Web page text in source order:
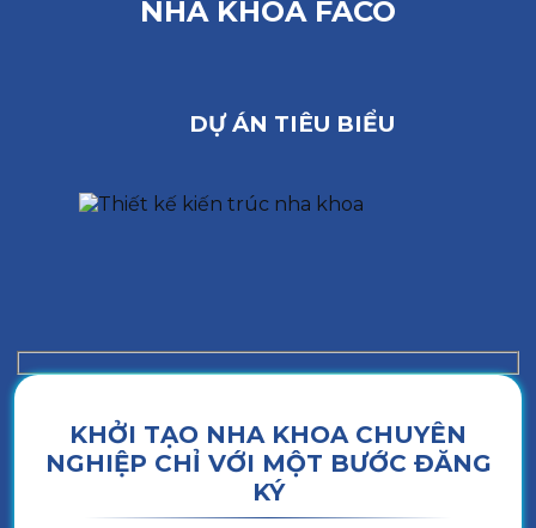
NHA KHOA FACO
DỰ ÁN TIÊU BIỂU
KHỞI TẠO NHA KHOA CHUYÊN
NGHIỆP CHỈ VỚI MỘT BƯỚC ĐĂNG
KÝ